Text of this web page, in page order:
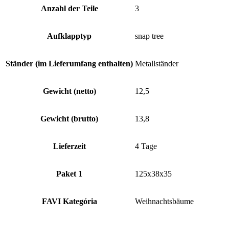
Anzahl der Teile 3
Aufklapptyp snap tree
Ständer (im Lieferumfang enthalten) Metallständer
Gewicht (netto) 12,5
Gewicht (brutto) 13,8
Lieferzeit 4 Tage
Paket 1 125x38x35
FAVI Kategória Weihnachtsbäume